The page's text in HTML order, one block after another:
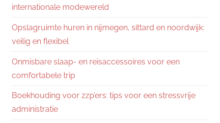
internationale modewereld
Opslagruimte huren in nijmegen, sittard en noordwijk:
veilig en flexibel
Onmisbare slaap- en reisaccessoires voor een
comfortabele trip
Boekhouding voor zzp’ers: tips voor een stressvrije
administratie